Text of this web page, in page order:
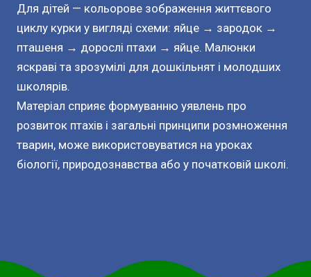
Для дітей — кольорове зображення життєвого
циклу курки у вигляді схеми: яйце → зародок →
пташеня → дорослі птахи → яйце. Малюнки
яскраві та зрозумілі для дошкільнят і молодших
школярів.
Матеріал сприяє формуванню уявлень про
розвиток птахів і загальні принципи розмноження
тварин, може використовуватися на уроках
біології, природознавства або у початковій школі.